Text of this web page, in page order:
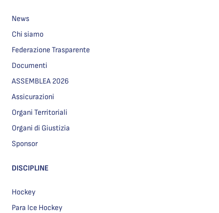
News
Chi siamo
Federazione Trasparente
Documenti
ASSEMBLEA 2026
Assicurazioni
Organi Territoriali
Organi di Giustizia
Sponsor
DISCIPLINE
Hockey
Para Ice Hockey